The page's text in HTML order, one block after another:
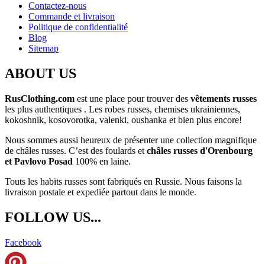
Contactez-nous
Commande et livraison
Politique de confidentialité
Blog
Sitemap
ABOUT US
RusClothing.com est une place pour trouver des vêtements russes
les plus authentiques . Les robes russes, chemises ukrainiennes,
kokoshnik, kosovorotka, valenki, oushanka et bien plus encore!
Nous sommes aussi heureux de présenter une collection magnifique
de châles russes. C’est des foulards et châles russes d'Orenbourg
et Pavlovo Posad 100% en laine.
Touts les habits russes sont fabriqués en Russie. Nous faisons la
livraison postale et expediée partout dans le monde.
FOLLOW US...
Facebook